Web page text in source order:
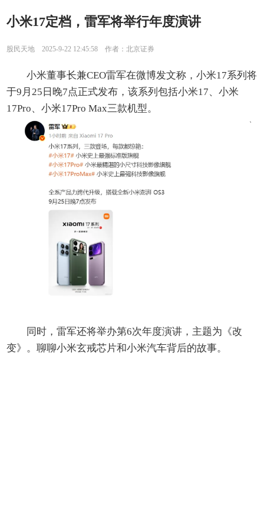
小米17定档，雷军将举行年度演讲
股民天地 2025-9-22 12:45:58 作者：北京证券
小米董事长兼CEO雷军在微博发文称，小米17系列将
于9月25日晚7点正式发布，该系列包括小米17、小米
17Pro、小米17Pro Max三款机型。
同时，雷军还将举办第6次年度演讲，主题为《改
变》。聊聊小米玄戒芯片和小米汽车背后的故事。